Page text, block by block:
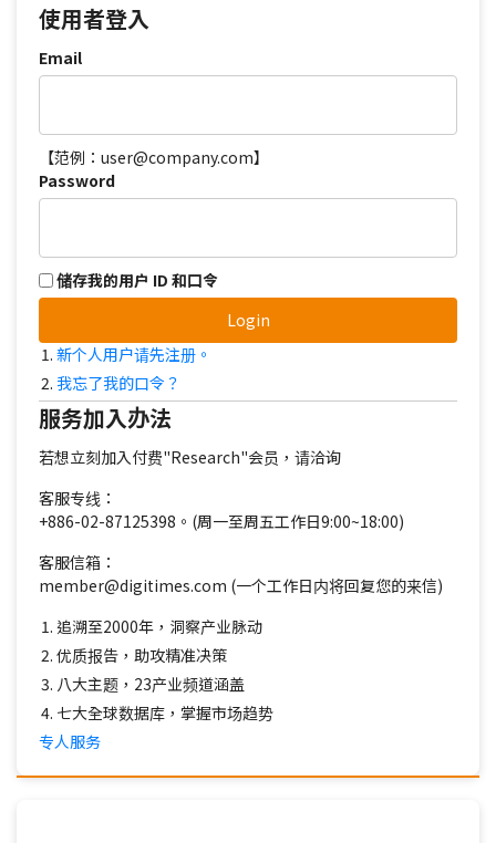
使用者登入
Email
【范例：user@company.com】
Password
储存我的用户 ID 和口令
Login
新个人用户请先注册。
我忘了我的口令？
服务加入办法
若想立刻加入付费"Research"会员，请洽询
客服专线：
+886-02-87125398。(周一至周五工作日9:00~18:00)
客服信箱：
member@digitimes.com (一个工作日内将回复您的来信)
追溯至2000年，洞察产业脉动
优质报告，助攻精准决策
八大主题，23产业频道涵盖
七大全球数据库，掌握市场趋势
专人服务